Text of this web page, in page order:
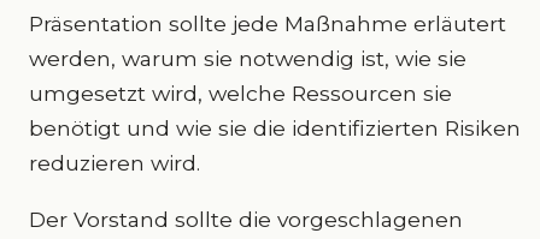
Präsentation sollte jede Maßnahme erläutert
werden, warum sie notwendig ist, wie sie
umgesetzt wird, welche Ressourcen sie
benötigt und wie sie die identifizierten Risiken
reduzieren wird.
Der Vorstand sollte die vorgeschlagenen